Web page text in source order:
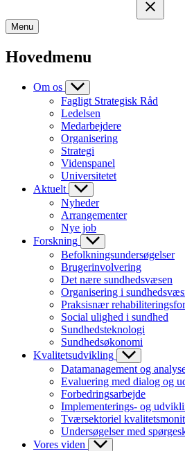
Menu
Hovedmenu
Om os
Fagligt Strategisk Råd
Ledelsen
Medarbejdere
Organisering
Strategi
Videnspanel
Universitetet
Aktuelt
Nyheder
Arrangementer
Nye job
Forskning
Befolkningsundersøgelser
Brugerinvolvering
Det nære sundhedsvæsen
Organisering i
Praksisnær
Social ulighed i sundhed
Sundhedsteknologi
Sundhedsøkonomi
Kvalitetsudvikling
Datamanagement og
Evaluering med dialog og
Forbedringsarbejde
Implementerings- og
Tværsektoriel
Undersøgelser med
Vores viden